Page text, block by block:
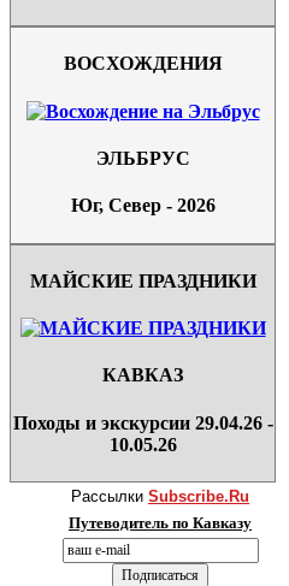
ВОСХОЖДЕНИЯ
ЭЛЬБРУС
Юг, Север - 2026
МАЙСКИЕ ПРАЗДНИКИ
КАВКАЗ
Походы и экскурсии 29.04.26 -
10.05.26
Рассылки Subscribe.Ru
Путеводитель по Кавказу